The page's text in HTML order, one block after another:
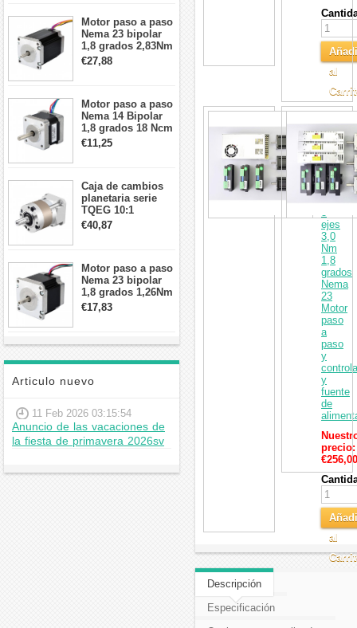
Motor paso a paso
Nema 23 bipolar
1,8 grados 2,83Nm
4A 2,26 V
57x57x84mm 8
€27,88
Motor paso a paso
Nema 14 Bipolar
1,8 grados 18 Ncm
0,8 A 5,74 V 35 x
35 x 34 mm 4
€11,25
Caja de cambios
planetaria serie
TQEG 10:1
contragolpe 15
arcmin para motor
€40,87
Motor paso a paso
Nema 23 bipolar
1,8 grados 1,26Nm
2,8A 2,5V
57x57x56mm 4
€17,83
Articulo nuevo
11 Feb 2026 03:15:54
Anuncio de las vacaciones de
la fiesta de primavera 2026sv
al
CNC
de
motor
paso
paso
de
3
ejes
3,0
Nm
1,8
grados
Nema
23
Motor
paso
a
paso
y
y
fuente
de
precio:
€256,00
al
Descripción
Especificación